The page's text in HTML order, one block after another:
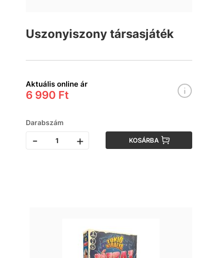
Uszonyiszony társasjáték
Aktuális online ár
6 990 Ft
Darabszám
- + KOSÁRBA